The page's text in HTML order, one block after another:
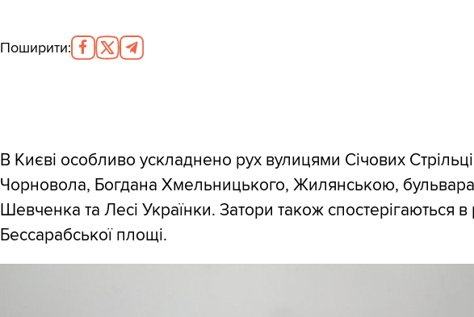
Поширити:
В Києві особливо ускладнено рух вулицями Січових
Чорновола, Богдана Хмельницького, Жилянською,
Шевченка та Лесі Українки. Затори також спостерігаються в
Бессарабської площі.